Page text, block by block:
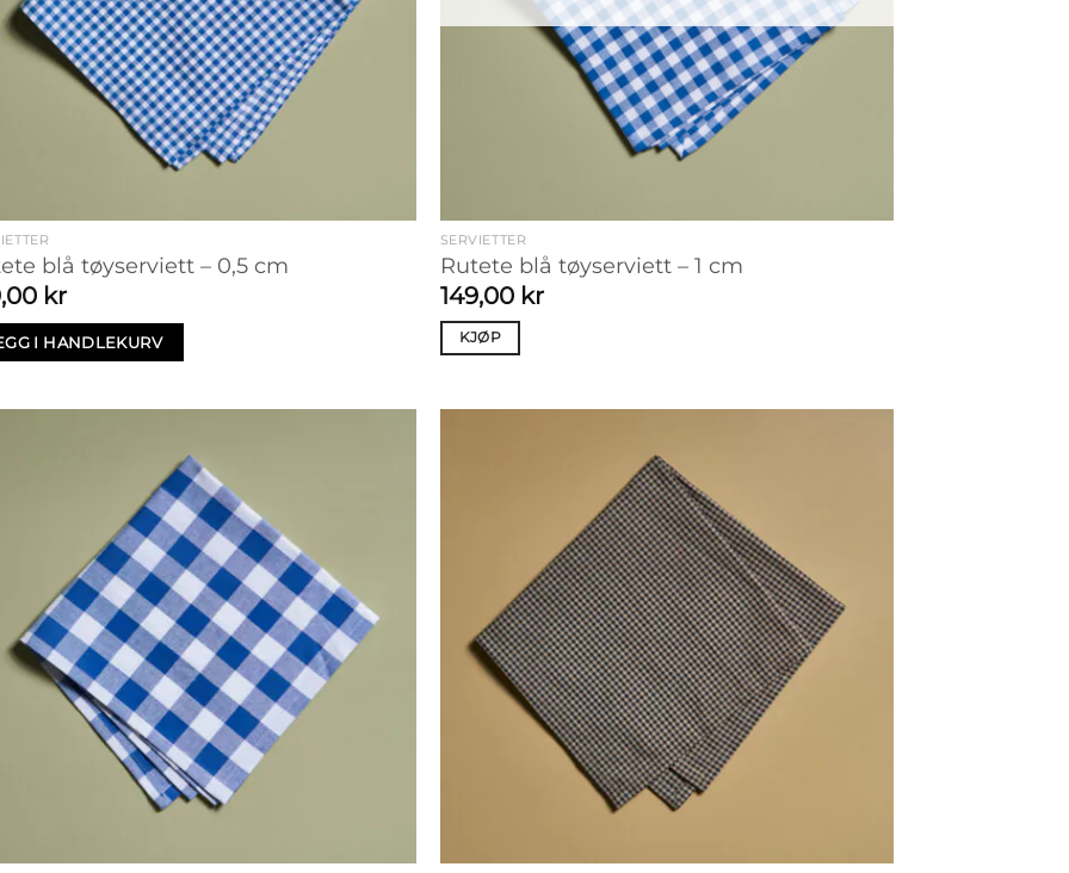
blå tøyserviett – 0,5 cm
kr
I HANDLEKURV
SERVIETTER
Rutete blå tøyserviett – 1 cm
149,00 kr
KJØP